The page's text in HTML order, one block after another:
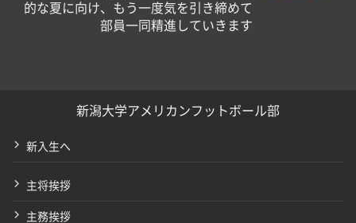
的な夏に向け、もう一度気を引き締めて
部員一同精進していきます
新潟大学アメリカンフットボール部
新入生へ
主将挨拶
主務挨拶